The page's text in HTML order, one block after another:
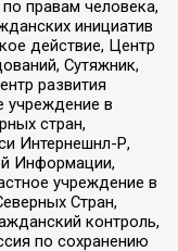
правам человека,
инициатив
действие, Центр
Сутяжник,
развития
учреждение в
стран,
Интернешнл-Р,
Информации,
учреждение в
Стран,
контроль,
по сохранению